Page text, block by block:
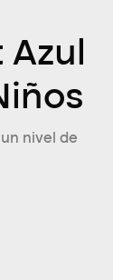
nivel de